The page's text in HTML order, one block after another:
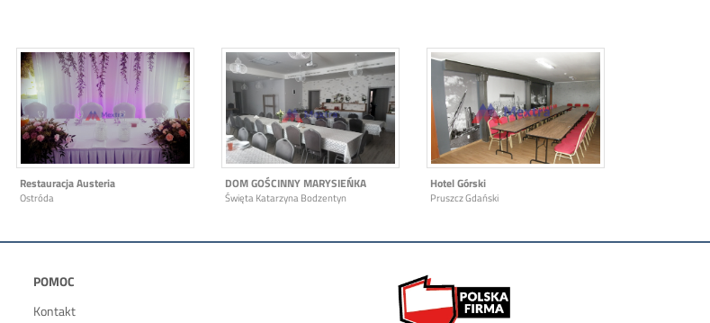
Restauracja Austeria
Ostróda
DOM GOŚCINNY MARYSIEŃKA
Święta Katarzyna Bodzentyn
Hotel Górski
Pruszcz Gdański
POMOC
Kontakt